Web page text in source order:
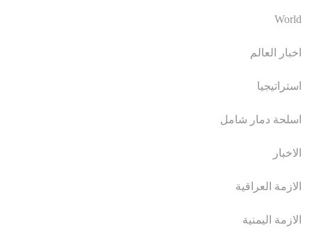
World
اخبار العالم
استراتيجيا
اسلحة دمار شامل
الاخبار
الازمة العراقية
الازمة اليمنية